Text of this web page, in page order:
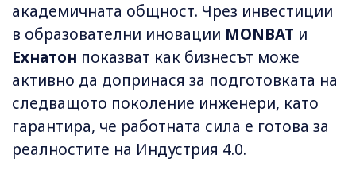
академичната общност. Чрез инвестиции
в образователни иновации MONBAT и
Ехнатон показват как бизнесът може
активно да допринася за подготовката на
следващото поколение инженери, като
гарантира, че работната сила е готова за
реалностите на Индустрия 4.0.